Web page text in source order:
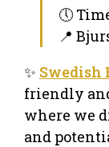
🕔
📍
✨ Swedish
friendly
where we
and